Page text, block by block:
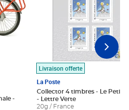
Livraison offerte
La Poste
Collector 4 timbres - Le Petit
- Lettre Verte
20g / France